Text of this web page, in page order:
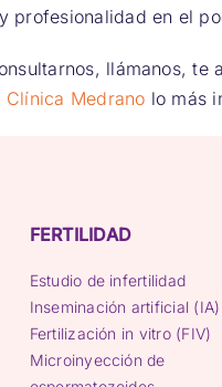
y profesionalidad en el
llámanos, te
Clínica Medrano lo más
FERTILIDAD
Estudio de infertilidad
Inseminación artificial (IA)
Fertilización in vitro (FIV)
Microinyección de